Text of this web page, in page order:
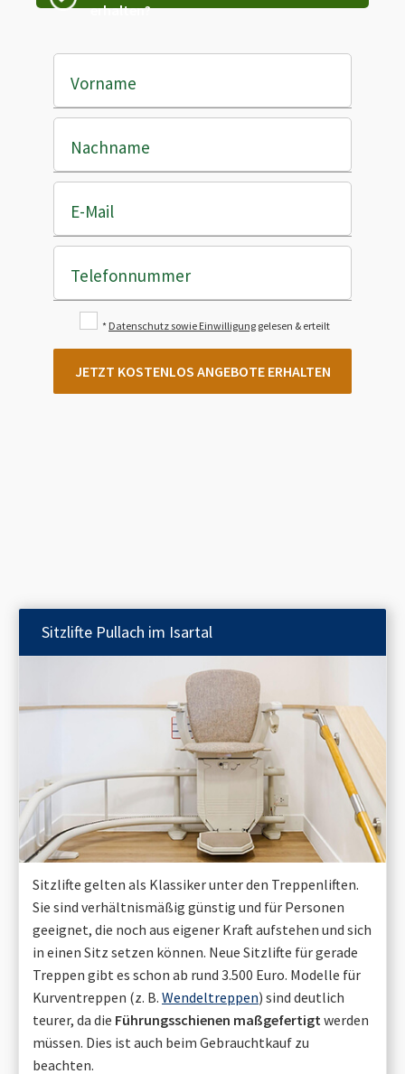
erhalten?
Vorname
Nachname
E-Mail
Telefonnummer
* Datenschutz sowie Einwilligung gelesen & erteilt
JETZT KOSTENLOS ANGEBOTE ERHALTEN
Sitzlifte Pullach im Isartal
Sitzlifte gelten als Klassiker unter den Treppenliften.
Sie sind verhältnismäßig günstig und für Personen
geeignet, die noch aus eigener Kraft aufstehen und sich
in einen Sitz setzen können. Neue Sitzlifte für gerade
Treppen gibt es schon ab rund 3.500 Euro. Modelle für
Kurventreppen (z. B. Wendeltreppen) sind deutlich
teurer, da die Führungsschienen maßgefertigt werden
müssen. Dies ist auch beim Gebrauchtkauf zu
beachten.